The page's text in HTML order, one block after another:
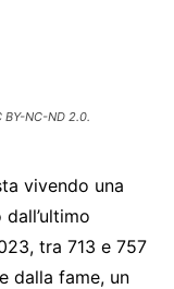
BY-NC-ND 2.0.
vivendo una
tra 713 e 757
dalla fame, un